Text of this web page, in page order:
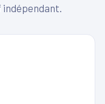
indépendant.